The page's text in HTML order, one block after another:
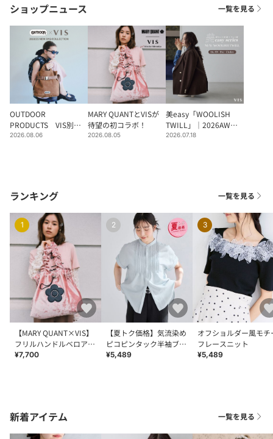
ショップニュース 一覧を見る
OUTDOOR
PRODUCTS VIS別注
バックラインナップ
2026.08.06
MARY QUANTとVISが
待望の初コラボ！
2026.08.05
美easy「WOOLISH
TWILL」｜2026AW
Pre-Order
2026.07.18
ランキング 一覧を見る
1
【MARY QUANT×VIS】
フリルハンドルベロアト
ートバッグ
¥7,700
2
【夏トク価格】気流染め
ピコピンタック半袖ブラ
ウス/接触冷感
¥5,489
3
オフショルダー風モチ
フレースニット
¥5,489
新着アイテム 一覧を見る